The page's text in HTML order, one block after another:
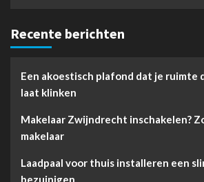
Recente berichten
Een akoestisch plafond dat je
laat klinken
Makelaar Zwijndrecht inschakelen?
makelaar
Laadpaal voor thuis installeren een
bezuinigen